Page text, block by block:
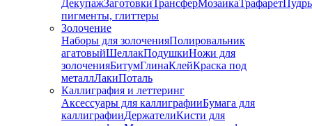
ДекупажЗаготовкиТрансферМозаикаТрафарет
пигменты, глиттеры
Золочение
Наборы для золоченияПолировальник
агатовыйШеллакПодушкиНожи для
золоченияБитумГлинаКлейКраска под
металлЛакиПоталь
Каллиграфия и леттеринг
Аксессуары для каллиграфииБумага для
каллиграфииДержателиКисти для